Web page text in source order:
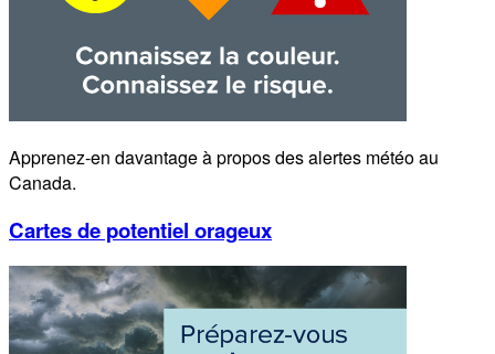
Apprenez-en davantage à propos des alertes météo au
Canada.
Cartes de potentiel orageux